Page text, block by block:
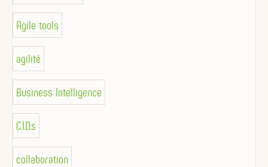
Agile tools
agilité
Business Intelligence
C.I.D.s
collaboration